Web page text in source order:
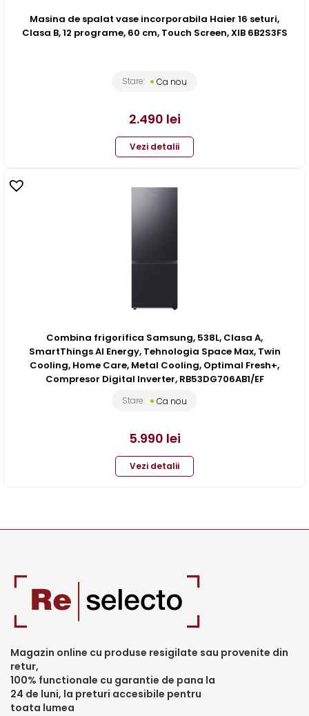
Masina de spalat vase incorporabila Haier 16 seturi,
Clasa B, 12 programe, 60 cm, Touch Screen, XIB 6B2S3FS
Stare: Ca nou
2.490 lei
Vezi detalii
Combina frigorifica Samsung, 538L, Clasa A,
SmartThings AI Energy, Tehnologia Space Max, Twin
Cooling, Home Care, Metal Cooling, Optimal Fresh+,
Compresor Digital Inverter, RB53DG706AB1/EF
Stare: Ca nou
5.990 lei
Vezi detalii
Magazin online cu produse resigilate sau provenite din
retur,
100% functionale cu garantie de pana la
24 de luni, la preturi accesibile pentru
toata lumea